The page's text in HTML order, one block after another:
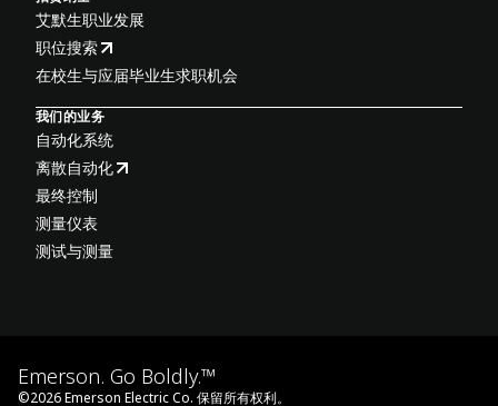
艾默生职业发展
职位搜索
在校生与应届毕业生求职机会
我们的业务
自动化系统
离散自动化
最终控制
测量仪表
测试与测量
Emerson. Go Boldly.™
©2026Emerson Electric Co. 保留所有权利。